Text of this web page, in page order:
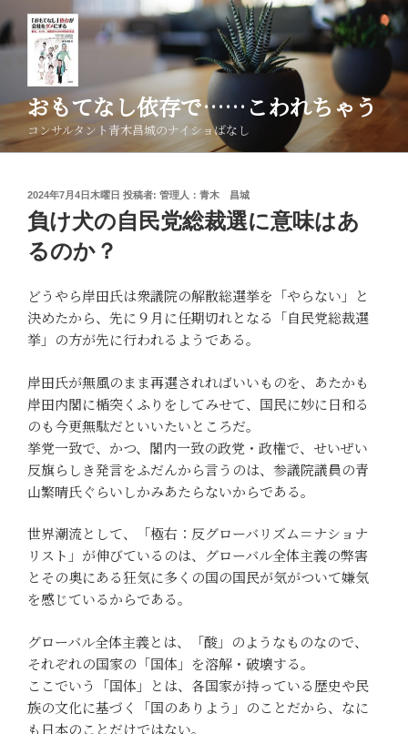
ン
テ
へ
ス
おもてなし依存で……こわれちゃう
コンサルタント青木昌城のナイショばなし
投
稿
日:
2024年7月4日木曜日 投稿者: 管理人：青木 昌城
負け犬の自民党総裁選に意味はあ
るのか？
どうやら岸田氏は衆議院の解散総選挙を「やらない」と
決めたから、先に９月に任期切れとなる「自民党総裁選
挙」の方が先に行われるようである。
岸田氏が無風のまま再選されればいいものを、あたかも
岸田内閣に楯突くふりをしてみせて、国民に妙に日和る
のも今更無駄だといいたいところだ。
挙党一致で、かつ、閣内一致の政党・政権で、せいぜい
反旗らしき発言をふだんから言うのは、参議院議員の青
山繁晴氏ぐらいしかみあたらないからである。
世界潮流として、「極右：反グローバリズム＝ナショナ
リスト」が伸びているのは、グローバル全体主義の弊害
とその奥にある狂気に多くの国の国民が気がついて嫌気
を感じているからである。
グローバル全体主義とは、「酸」のようなものなので、
それぞれの国家の「国体」を溶解・破壊する。
ここでいう「国体」とは、各国家が持っている歴史や民
族の文化に基づく「国のありよう」のことだから、なに
も日本のことだけではない。